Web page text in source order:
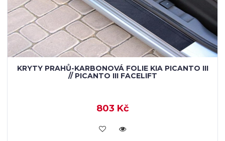
KRYTY PRAHŮ-KARBONOVÁ FOLIE KIA PICANTO III
// PICANTO III FACELIFT
803 Kč
KOUPIT